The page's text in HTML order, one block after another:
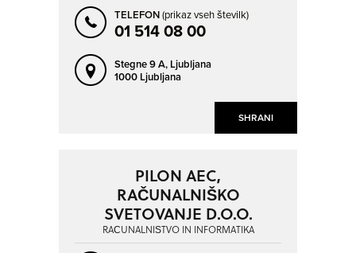
SHRANI
TELEFON(prikaz vseh številk)
01 514 08 00
Stegne 9 A, Ljubljana
1000 Ljubljana
PILON AEC,
RAČUNALNIŠKO
SVETOVANJE D.O.O.
RAČUNALNIŠTVO IN INFORMATIKA